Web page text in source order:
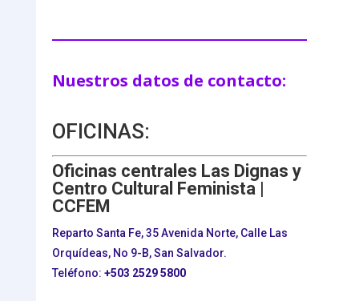
Nuestros datos de contacto:
OFICINAS:
Oficinas centrales Las Dignas y
Centro Cultural Feminista |
CCFEM
Reparto Santa Fe, 35 Avenida Norte, Calle Las
Orquídeas, No 9-B, San Salvador.
Teléfono: +503 2529 5800